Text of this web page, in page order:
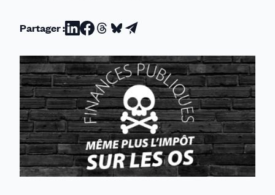
Partager :Partager
sur
Linkedin
Partager
sur
Facebook
Partager
sur
Threads
Partager
sur
Bluesky
Partager
par
email